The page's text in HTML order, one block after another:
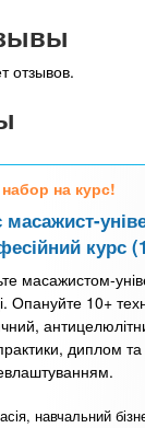
отзывов.
на курс!
масажист-
курс
масажистом-
Опануйте 10+
диплом
навчальний